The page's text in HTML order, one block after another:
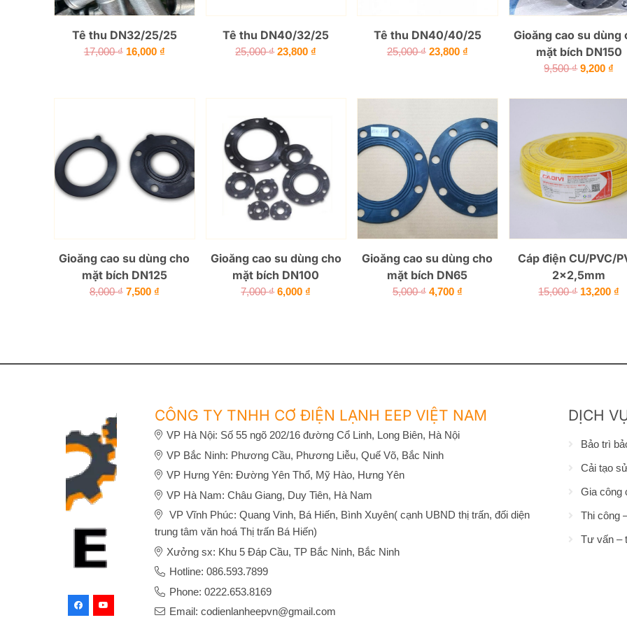
Tê thu DN32/25/25
17,000₫ Giá
17,000 ₫.
16,000 ₫Giá
là:
Tê thu DN40/32/25
25,000₫ Giá
25,000 ₫.
23,800 ₫
là:
Tê thu DN40/40/25
25,000₫ Giá
25,000 ₫.
23,800 ₫Giá
là:
23,800 ₫.
Gioăng cao su dùng
mặt bích DN150
9,500₫ Giá
là:
9,200 ₫
tại
Gioăng cao su dùng cho
mặt bích DN125
8,000₫ Giá
7,500 ₫Giá
Gioăng cao su dùng cho
mặt bích DN100
7,000₫ Giá
6,000 ₫
Gioăng cao su dùng cho
mặt bích DN65
5,000₫ Giá
4,700 ₫Giá
Cáp điện CU/PVC/
2×2,5mm
15,000₫ Giá
13,200 ₫
CÔNG TY TNHH CƠ ĐIỆN LẠNH EEP VIỆT NAM
VP Hà Nội: Số 55 ngõ 202/16 đường Cổ Linh, Long Biên, Hà Nội
VP Bắc Ninh: Phương Cầu, Phương Liễu, Quế Võ, Bắc Ninh
VP Hưng Yên: Đường Yên Thổ, Mỹ Hào, Hưng Yên
VP Hà Nam: Châu Giang, Duy Tiên, Hà Nam
VP Vĩnh Phúc: Quang Vinh, Bá Hiến, Bình Xuyên( cạnh UBND thị trấn, đối diện
trung tâm văn hoá Thị trấn Bá Hiến)
Xưởng sx: Khu 5 Đáp Cầu, TP Bắc Ninh, Bắc Ninh
Hotline: 086.593.7899
Phone: 0222.653.8169
Email: codienlanheepvn@gmail.com
DỊCH
Bảo trì
Cải tạo
Gia công
Thi công
Tư vấn –